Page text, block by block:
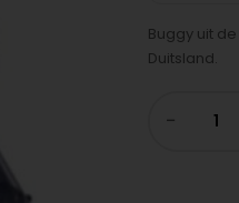
Buggy uit
Duitsland.
−